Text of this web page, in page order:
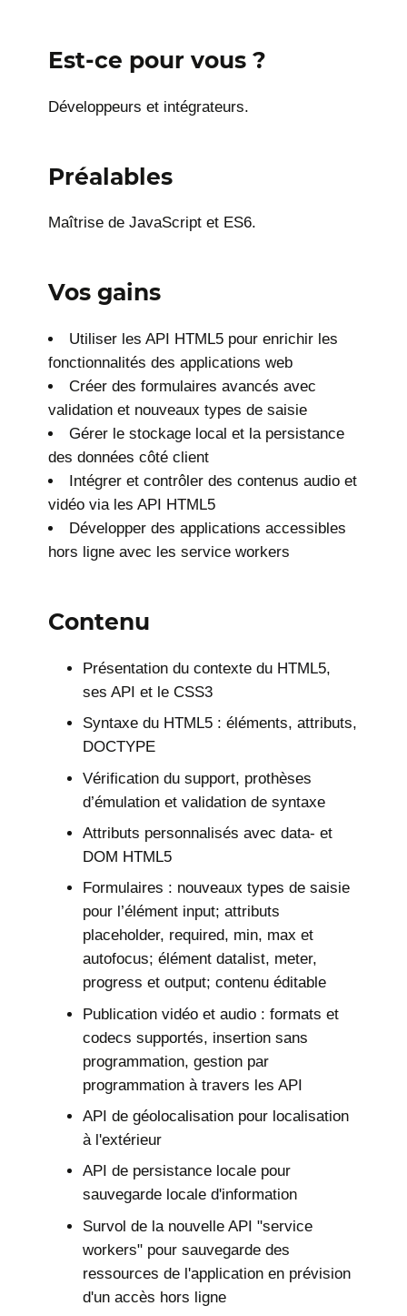
Est-ce pour vous ?
Développeurs et intégrateurs.
Préalables
Maîtrise de JavaScript et ES6.
Vos gains
Utiliser les API HTML5 pour enrichir les
fonctionnalités des applications web
Créer des formulaires avancés avec
validation et nouveaux types de saisie
Gérer le stockage local et la persistance
des données côté client
Intégrer et contrôler des contenus audio et
vidéo via les API HTML5
Développer des applications accessibles
hors ligne avec les service workers
Contenu
Présentation du contexte du HTML5,
ses API et le CSS3
Syntaxe du HTML5 : éléments, attributs,
DOCTYPE
Vérification du support, prothèses
d’émulation et validation de syntaxe
Attributs personnalisés avec data- et
DOM HTML5
Formulaires : nouveaux types de saisie
pour l’élément input; attributs
placeholder, required, min, max et
autofocus; élément datalist, meter,
progress et output; contenu éditable
Publication vidéo et audio : formats et
codecs supportés, insertion sans
programmation, gestion par
programmation à travers les API
API de géolocalisation pour localisation
à l'extérieur
API de persistance locale pour
sauvegarde locale d'information
Survol de la nouvelle API "service
workers" pour sauvegarde des
ressources de l'application en prévision
d'un accès hors ligne